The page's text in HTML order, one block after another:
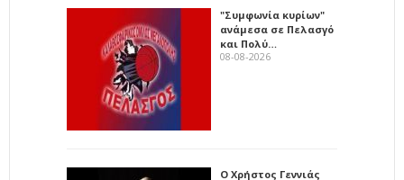
"Συμφωνία κυρίων"
ανάμεσα σε Πελασγό
και Πολύ…
08-08-2026
Ο Χρήστος Γεννιάς